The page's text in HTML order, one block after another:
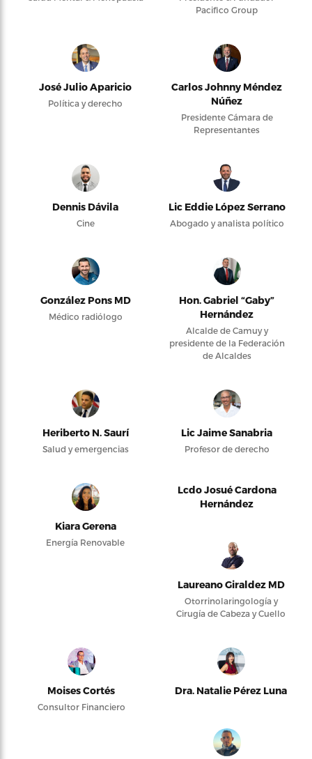
Pacifico Group
José Julio Aparicio
Política y derecho
Carlos Johnny Méndez
Núñez
Presidente Cámara de
Representantes
Dennis Dávila
Cine
Lic Eddie López Serrano
Abogado y analista político
González Pons MD
Médico radiólogo
Hon. Gabriel “Gaby”
Hernández
Alcalde de Camuy y
presidente de la Federación
de Alcaldes
Heriberto N. Saurí
Salud y emergencias
Lic Jaime Sanabria
Profesor de derecho
Kiara Gerena
Energía Renovable
Lcdo Josué Cardona
Hernández
Laureano Giraldez MD
Otorrinolaringología y
Cirugía de Cabeza y Cuello
Moises Cortés
Consultor Financiero
Dra. Natalie Pérez Luna